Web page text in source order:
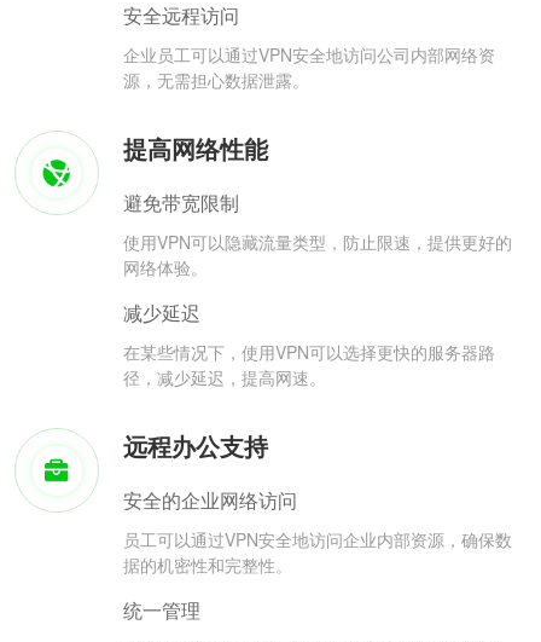
安全远程访问
企业员工可以通过VPN安全地访问公司内部网络资
源，无需担心数据泄露。
提高网络性能
避免带宽限制
使用VPN可以隐藏流量类型，防止限速，提供更好的
网络体验。
减少延迟
在某些情况下，使用VPN可以选择更快的服务器路
径，减少延迟，提高网速。
远程办公支持
安全的企业网络访问
员工可以通过VPN安全地访问企业内部资源，确保数
据的机密性和完整性。
统一管理